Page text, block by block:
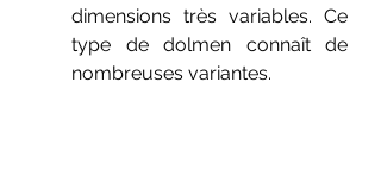
dimensions très variables. Ce
type de dolmen connaît de
nombreuses variantes.